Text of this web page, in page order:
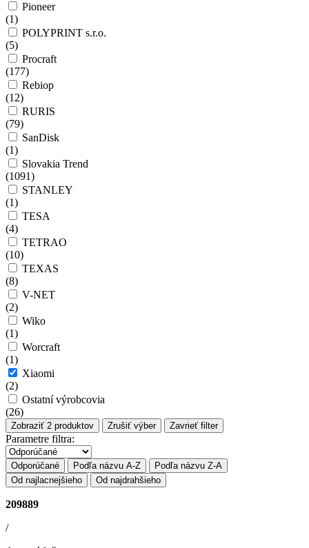
Pioneer
(1)
POLYPRINT s.r.o.
(5)
Procraft
(177)
Rebiop
(12)
RURIS
(79)
SanDisk
(1)
Slovakia Trend
(1091)
STANLEY
(1)
TESA
(4)
TETRAO
(10)
TEXAS
(8)
V-NET
(2)
Wiko
(1)
Worcraft
(1)
Xiaomi
(2)
Ostatní výrobcovia
(26)
Zobraziť 2 produktov Zrušiť výber Zavrieť filter
Parametre filtra:
Odporúčané Podľa názvu A-Z
Podľa názvu Z-A
Od najlacnejšieho
Od najdrahšieho
209889
/